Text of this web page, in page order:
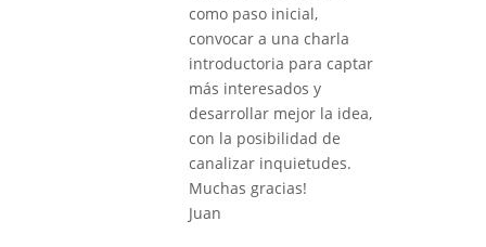
como paso inicial,
convocar a una charla
introductoria para captar
más interesados y
desarrollar mejor la idea,
con la posibilidad de
canalizar inquietudes.
Muchas gracias!
Juan